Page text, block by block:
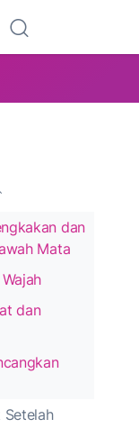
dan
Mata
dan
Setelah